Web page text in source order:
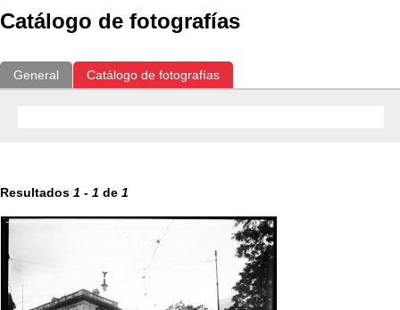
Catálogo de fotografías
General Catálogo de fotografías
Resultados 1 - 1 de 1